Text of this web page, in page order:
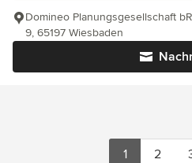
Domineo Planungsgesellschaft
9, 65197 Wiesbaden
1 2